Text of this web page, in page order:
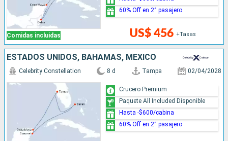
Comidas incluidas US$ 456 +Tasas
60% Off en 2° pasajero
ESTADOS UNIDOS, BAHAMAS, MÉXICO
Celebrity Constellation 8 d Tampa 02/04/2028
Crucero Premium
Paquete All Included Disponible
Hasta -$600/cabina
60% Off en 2° pasajero